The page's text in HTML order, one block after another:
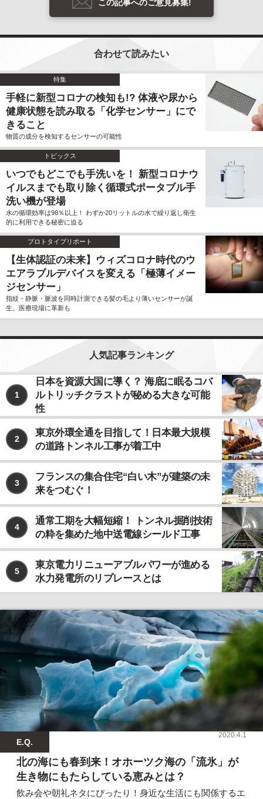
この記事へのご意見募集!
合わせて読みたい
特集
手軽に新型コロナの検知も!? 体液や尿から
健康状態を読み取る「化学センサー」にで
きること
物質の成分を検知するセンサーの可能性
トピックス
いつでもどこでも手洗いを！ 新型コロナウ
イルスまでも取り除く循環式ポータブル手
洗い機が登場
水の循環効率は98％以上！ わずか20リットルの水で繰り返し衛生
的に利用できる秘密に迫る
プロトタイプリポート
【生体認証の未来】ウィズコロナ時代のウ
エアラブルデバイスを変える「極薄イメー
ジセンサー」
指紋・静脈・脈波を同時計測できる髪の毛より薄いセンサーが誕
生。医療現場に革新も
人気記事ランキング
1
日本を資源大国に導く？ 海底に眠るコバ
ルトリッチクラストが秘める大きな可能
性
2
東京外環全通を目指して！日本最大規模
の道路トンネル工事が着工中
3
フランスの集合住宅“白い木”が建築の未
来をつむぐ！
4
通常工期を大幅短縮！ トンネル掘削技術
の粋を集めた地中送電線シールド工事
5
東京電力リニューアブルパワーが進める
水力発電所のリプレースとは
E.Q.
2020.4.1
北の海にも春到来！オホーツク海の「流氷」が
生き物にもたらしている恵みとは？
飲み会や朝礼ネタにぴったり！身近な生活にも関係するエ